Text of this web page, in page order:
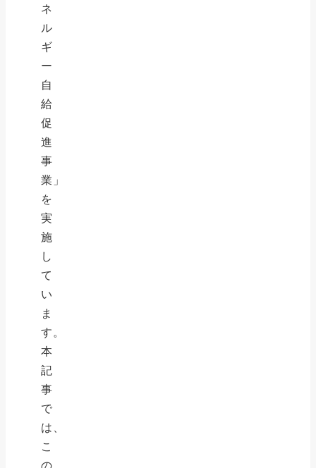
ネ
ル
ギ
ー
自
給
促
進
事
業」
を
実
施
し
て
い
ま
す。
本
記
事
で
は、
こ
の